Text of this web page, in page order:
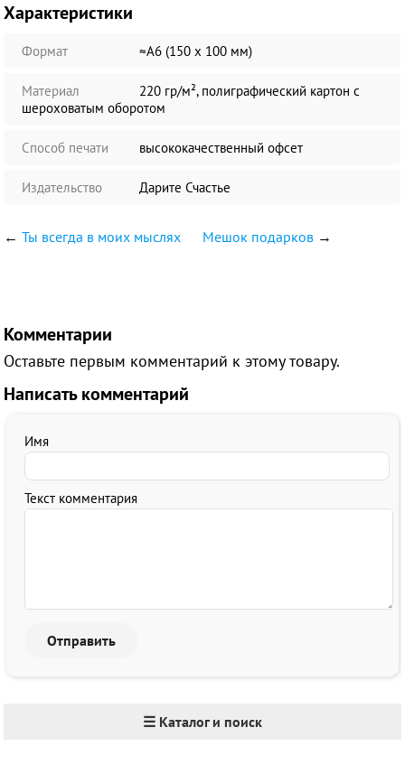
Характеристики
Формат ≈А6 (150 х 100 мм)
Материал
220 гр/м², полиграфический картон с
шероховатым оборотом
Способ печати высококачественный офсет
Издательство Дарите Счастье
←Ты всегда в моих мыслях Мешок подарков →
Комментарии
Оставьте первым комментарий к этому товару.
Написать комментарий
Имя
Текст комментария
☰ Каталог и поиск